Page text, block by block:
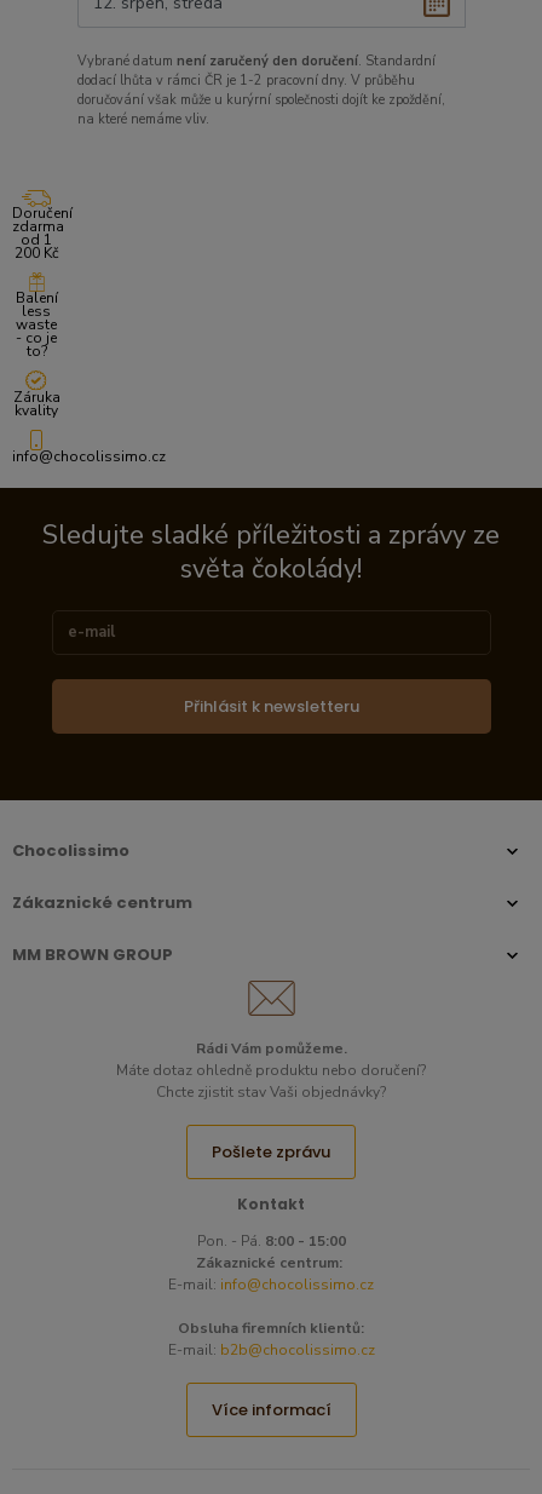
Vybrané datum není zaručený den doručení. Standardní
dodací lhůta v rámci ČR je 1-2 pracovní dny. V průběhu
doručování však může u kurýrní společnosti dojít ke zpoždění,
na které nemáme vliv.
Doručení
zdarma
od 1
200 Kč
Balení
less
waste
- co je
to?
Záruka
kvality
info@chocolissimo.cz
Sledujte sladké příležitosti a zprávy ze
světa čokolády!
Přihlásit k newsletteru
Chocolissimo
Zákaznické centrum
MM BROWN GROUP
Kontakt
Pon. - Pá. 8:00 - 15:00
Zákaznické centrum:
E-mail: info@chocolissimo.cz
Obsluha firemních klientů:
E-mail: b2b@chocolissimo.cz
Více informací
Rádi Vám pomůžeme.
Máte dotaz ohledně produktu nebo doručení?
Chcte zjistit stav Vaši objednávky?
Pošlete zprávu